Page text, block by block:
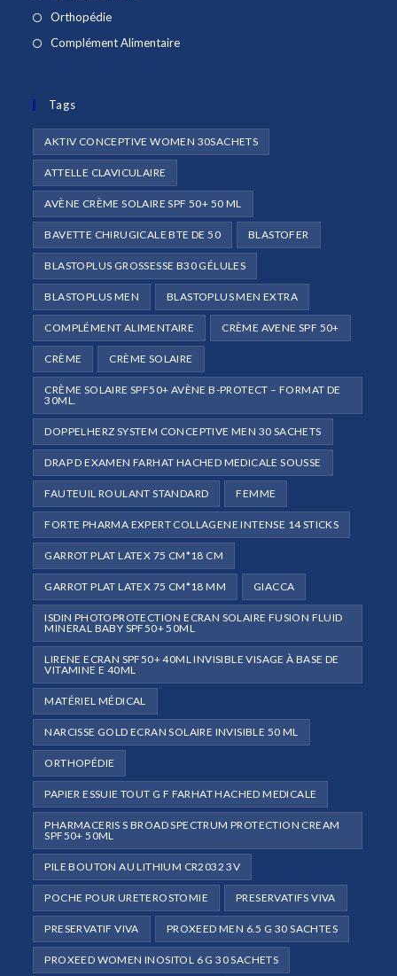
OrthopédieS’ouvre
dans
Complément AlimentaireS’ouvre
onglet
Tags
AKTIV CONCEPTIVE WOMEN 30SACHETS
ATTELLE CLAVICULAIRE
AVÈNE CRÈME SOLAIRE SPF 50+ 50 ML
BAVETTE CHIRUGICALE BTE DE 50 BLASTOFER
BLASTOPLUS GROSSESSE B30 GÉLULES
BLASTOPLUS MEN BLASTOPLUS MEN EXTRA
COMPLÉMENT ALIMENTAIRE CRÈME AVENE SPF 50+
CRÈME CRÈME SOLAIRE
CRÈME SOLAIRE SPF50+ AVÈNE B-PROTECT – FORMAT DE
30ML.
DOPPELHERZ SYSTEM CONCEPTIVE MEN 30 SACHETS
DRAP D EXAMEN FARHAT HACHED MEDICALE SOUSSE
FAUTEUIL ROULANT STANDARD FEMME
FORTE PHARMA EXPERT COLLAGENE INTENSE 14 STICKS
GARROT PLAT LATEX 75 CM*18 CM
GARROT PLAT LATEX 75 CM*18 MM GIACCA
ISDIN PHOTOPROTECTION ECRAN SOLAIRE FUSION FLUID
MINERAL BABY SPF50+ 50ML
LIRENE ECRAN SPF50+ 40ML INVISIBLE VISAGE À BASE DE
VITAMINE E 40ML
MATÉRIEL MÉDICAL
NARCISSE GOLD ECRAN SOLAIRE INVISIBLE 50 ML
ORTHOPÉDIE
PAPIER ESSUIE TOUT G F FARHAT HACHED MEDICALE
PHARMACERIS S BROAD SPECTRUM PROTECTION CREAM
SPF50+ 50ML
PILE BOUTON AU LITHIUM CR2032 3V
POCHE POUR URETEROSTOMIE PRESERVATIFS VIVA
PRESERVATIF VIVA PROXEED MEN 6.5 G 30 SACHTES
PROXEED WOMEN INOSITOL 6 G 30 SACHETS